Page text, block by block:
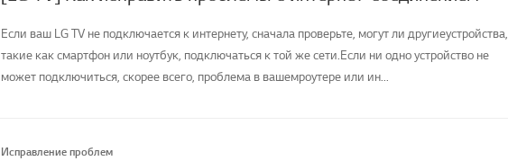
Если ваш LG TV не подключается к интернету, сначала проверьте, могут ли другиеустройства,
такие как смартфон или ноутбук, подключаться к той же сети.Если ни одно устройство не
может подключиться, скорее всего, проблема в вашемроутере или ин...
Исправление проблем